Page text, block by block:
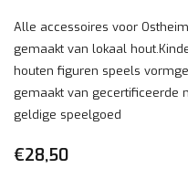
Alle accessoires voor
gemaakt van lokaal
houten figuren speels
gemaakt van gecertificeerde
geldige speelgoed
€28,50